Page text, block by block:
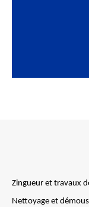
Zingueur et travaux
Nettoyage et